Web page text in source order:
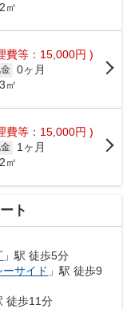
㎡
費等：15,000円 )
0ヶ月
㎡
費等：15,000円 )
1ヶ月
㎡
ト
」駅 徒歩5分
ーサイド 」駅 徒歩9
徒歩11分